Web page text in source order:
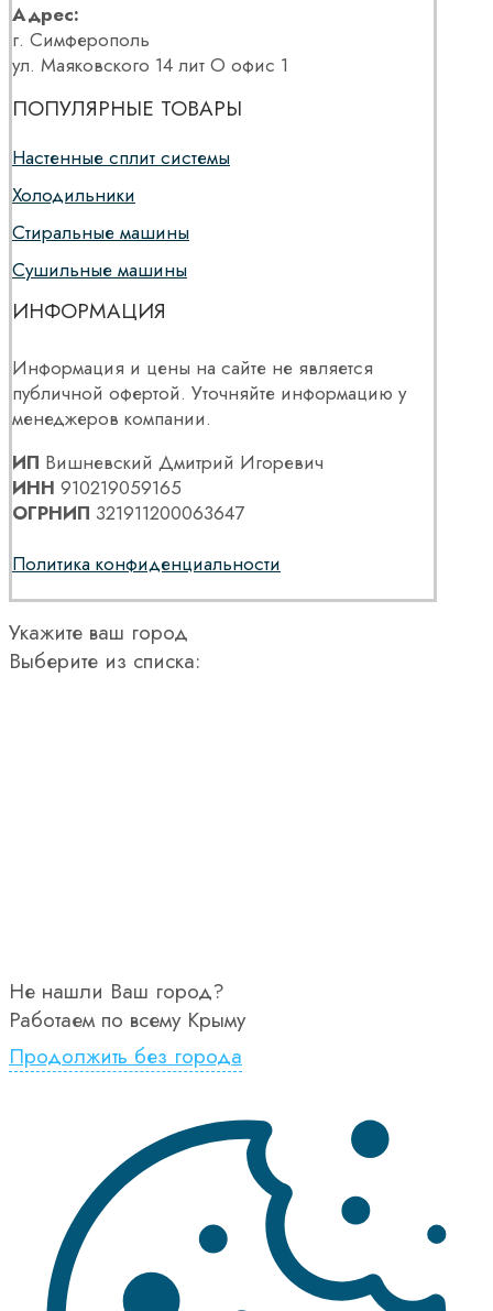
Адрес:
г. Симферополь
ул. Маяковского 14 лит О офис 1
ПОПУЛЯРНЫЕ ТОВАРЫ
Настенные сплит системы
Холодильники
Стиральные машины
Сушильные машины
ИНФОРМАЦИЯ
Информация и цены на сайте не является
публичной офертой. Уточняйте информацию у
менеджеров компании.
ИП Вишневский Дмитрий Игоревич
ИНН 910219059165
ОГРНИП 321911200063647
Политика конфиденциальности
Укажите ваш город
Выберите из списка:
Не нашли Ваш город?
Работаем по всему Крыму
Продолжить без города